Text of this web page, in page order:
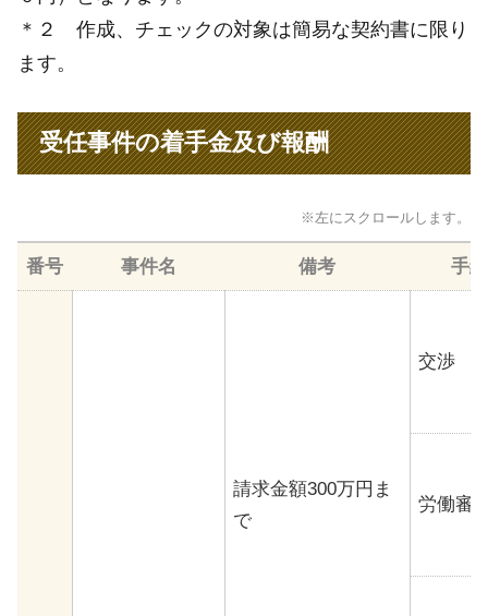
＊２ 作成、チェックの対象は簡易な契約書に限り
ます。
受任事件の着手金及び報酬
※左にスクロールします。
番号 事件名 備考 手続
請求金額300万円ま
で
交渉
労働審